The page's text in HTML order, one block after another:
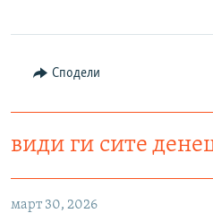
Сподели
види ги сите
март 30, 2026